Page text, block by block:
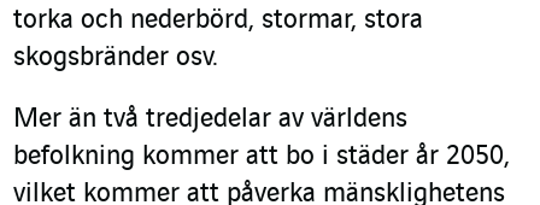
torka och nederbörd, stormar, stora
skogsbränder osv.
Mer än två tredjedelar av världens
befolkning kommer att bo i städer år 2050,
vilket kommer att påverka mänsklighetens